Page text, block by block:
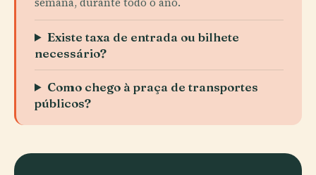
Existe taxa de entrada ou bilhete
necessário?
Como chego à praça de transportes
públicos?